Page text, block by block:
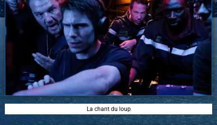
La chant du loup